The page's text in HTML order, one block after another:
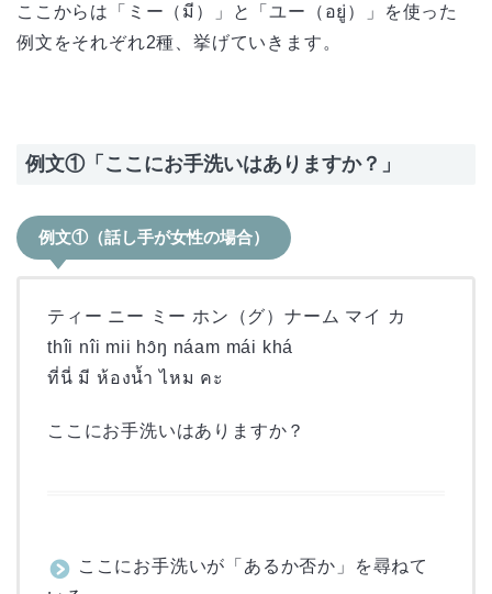
ここからは「ミー（มี）」と「ユー（อยู่）」を使った
例文をそれぞれ2種、挙げていきます。
例文①「ここにお手洗いはありますか？」
例文①（話し手が女性の場合）
ティー ニー ミー ホン（グ）ナーム マイ カ
thîi nîi mii hɔ̂ŋ náam mái khá
ที่นี่ มี ห้องน้ำ ไหม คะ
ここにお手洗いはありますか？
ここにお手洗いが「あるか否か」を尋ねて